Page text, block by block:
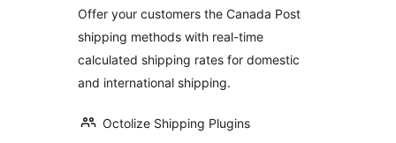
Offer your customers the Canada Post
shipping methods with real-time
calculated shipping rates for domestic
and international shipping.
Octolize Shipping Plugins